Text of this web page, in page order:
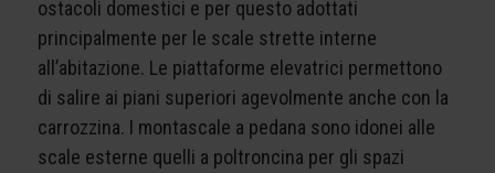
ostacoli domestici e per questo adottati
principalmente per le scale strette interne
all’abitazione. Le piattaforme elevatrici permettono
di salire ai piani superiori agevolmente anche con la
carrozzina. I montascale a pedana sono idonei alle
scale esterne quelli a poltroncina per gli spazi